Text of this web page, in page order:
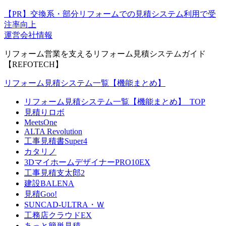
【PR】交換系・部分リフォームでの見積システム利用で受
注率向上
運営会社情報
リフォーム営業を支えるリフォーム見積システムガイド
【REFOTECH】
リフォーム見積システム一覧【機能まとめ】
リフォーム見積システム一覧【機能まとめ】_TOP
見積りロボ
MeetsOne
ALTA Revolution
工事見積書Super4
カタリノ
3DマイホームデザイナーPRO10EX
工事見積支太郎2
建設BALENA
見積Goo!
SUNCAD-ULTRA・Ｗ
工務店クラウドEX